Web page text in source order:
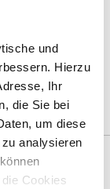
und
Hierzu
Ihr
die Sie bei
um diese
analysieren
CookiesEN